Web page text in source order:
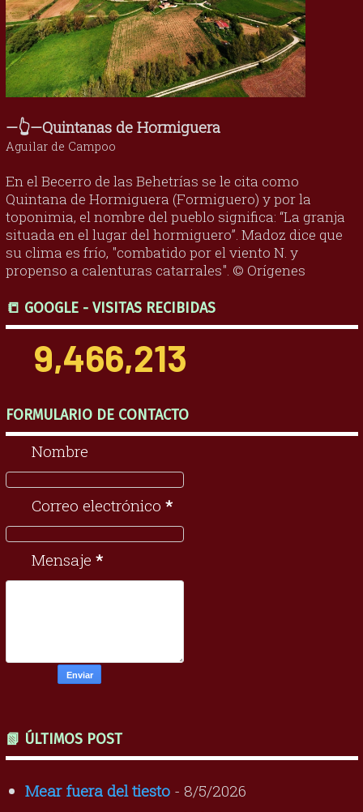
—👆—Quintanas de Hormiguera
Aguilar de Campoo
En el Becerro de las Behetrías se le cita como
Quintana de Hormiguera (Formiguero) y por la
toponimia, el nombre del pueblo significa: “La granja
situada en el lugar del hormiguero”. Madoz dice que
su clima es frío, "combatido por el viento N. y
propenso a calenturas catarrales". © Orígenes
📒 GOOGLE - VISITAS RECIBIDAS
9,466,213
FORMULARIO DE CONTACTO
Nombre
Correo electrónico *
Mensaje *
📗 ÚLTIMOS POST
Mear fuera del tiesto- 8/5/2026